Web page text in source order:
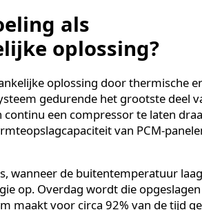
Minder stroomverbruik
doelen en
die nu investeren in
directeuren die
netafhankelijkheid dus
koeling als
oplossing?